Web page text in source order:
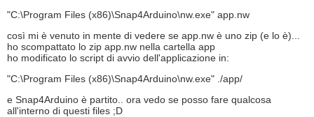
"C:\Program Files (x86)\Snap4Arduino\nw.exe" app.nw
così mi è venuto in mente di vedere se app.nw è uno zip (e lo è)...
ho scompattato lo zip app.nw nella cartella app
ho modificato lo script di avvio dell'applicazione in:
"C:\Program Files (x86)\Snap4Arduino\nw.exe" ./app/
e Snap4Arduino è partito.. ora vedo se posso fare qualcosa
all'interno di questi files ;D